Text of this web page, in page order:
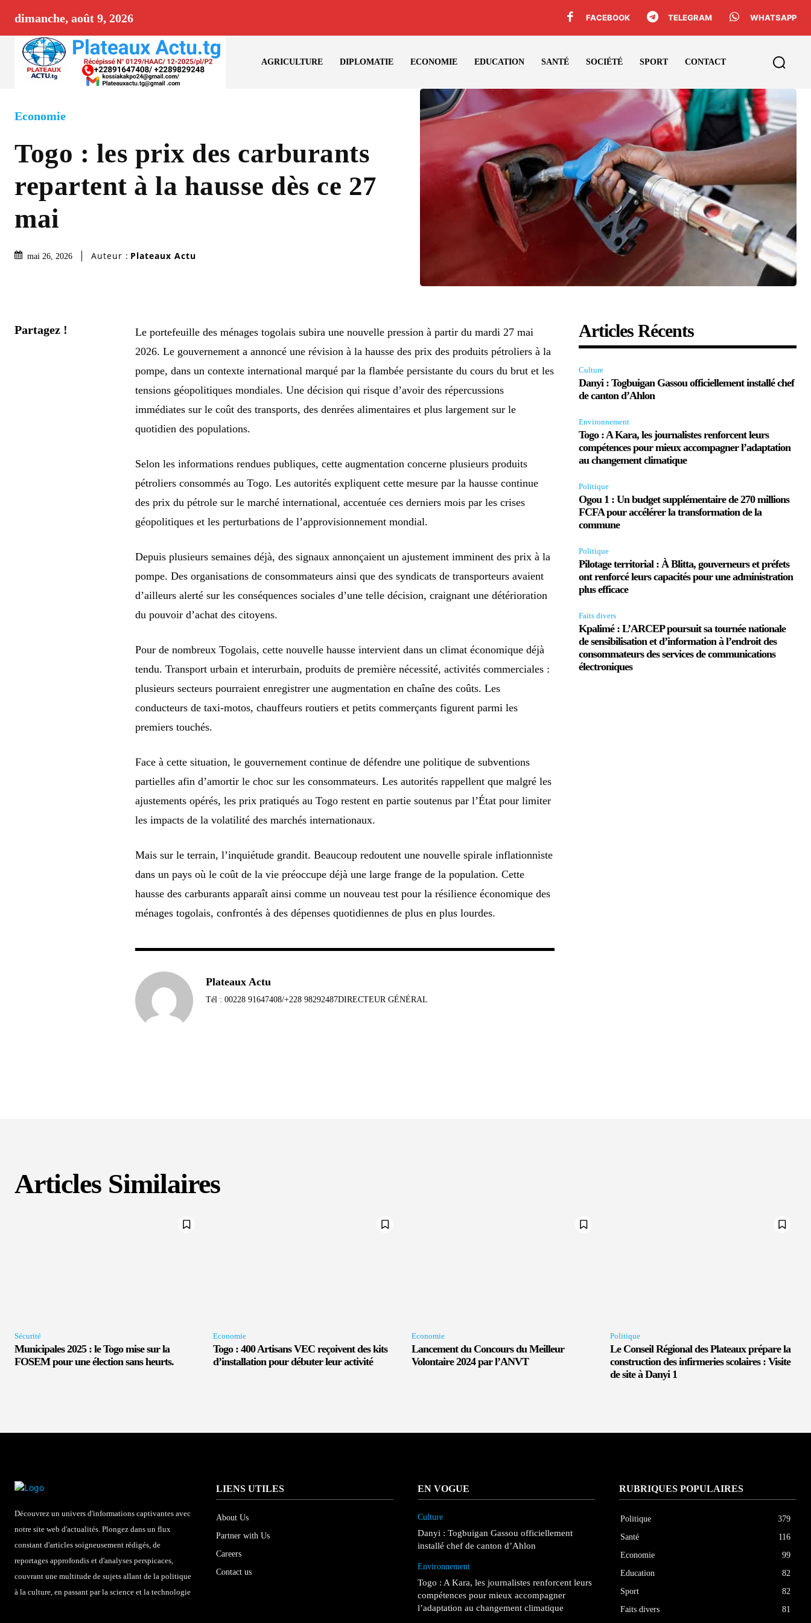
dimanche, août 9, 2026 FACEBOOK TELEGRAM WHATSAPP
AGRICULTURE DIPLOMATIE ECONOMIE EDUCATION SANTÉ SOCIÉTÉ SPORT CONTACT
Economie
Togo : les prix des carburants
repartent à la hausse dès ce 27
mai
mai 26, 2026 Auteur : Plateaux Actu
Partagez !
Le portefeuille des ménages togolais subira une nouvelle pression à partir du mardi 27 mai
2026. Le gouvernement a annoncé une révision à la hausse des prix des produits pétroliers à la
pompe, dans un contexte international marqué par la flambée persistante du cours du brut et les
tensions géopolitiques mondiales. Une décision qui risque d’avoir des répercussions
immédiates sur le coût des transports, des denrées alimentaires et plus largement sur le
quotidien des populations.
Selon les informations rendues publiques, cette augmentation concerne plusieurs produits
pétroliers consommés au Togo. Les autorités expliquent cette mesure par la hausse continue
des prix du pétrole sur le marché international, accentuée ces derniers mois par les crises
géopolitiques et les perturbations de l’approvisionnement mondial.
Depuis plusieurs semaines déjà, des signaux annonçaient un ajustement imminent des prix à la
pompe. Des organisations de consommateurs ainsi que des syndicats de transporteurs avaient
d’ailleurs alerté sur les conséquences sociales d’une telle décision, craignant une détérioration
du pouvoir d’achat des citoyens.
Pour de nombreux Togolais, cette nouvelle hausse intervient dans un climat économique déjà
tendu. Transport urbain et interurbain, produits de première nécessité, activités commerciales :
plusieurs secteurs pourraient enregistrer une augmentation en chaîne des coûts. Les
conducteurs de taxi-motos, chauffeurs routiers et petits commerçants figurent parmi les
premiers touchés.
Face à cette situation, le gouvernement continue de défendre une politique de subventions
partielles afin d’amortir le choc sur les consommateurs. Les autorités rappellent que malgré les
ajustements opérés, les prix pratiqués au Togo restent en partie soutenus par l’État pour limiter
les impacts de la volatilité des marchés internationaux.
Mais sur le terrain, l’inquiétude grandit. Beaucoup redoutent une nouvelle spirale inflationniste
dans un pays où le coût de la vie préoccupe déjà une large frange de la population. Cette
hausse des carburants apparaît ainsi comme un nouveau test pour la résilience économique des
ménages togolais, confrontés à des dépenses quotidiennes de plus en plus lourdes.
Plateaux Actu
Tél : 00228 91647408/+228 98292487DIRECTEUR GÉNÉRAL
Articles Récents
Culture
Danyi : Togbuigan Gassou officiellement installé chef
de canton d’Ahlon
Environnement
Togo : A Kara, les journalistes renforcent leurs
compétences pour mieux accompagner l’adaptation
au changement climatique
Politique
Ogou 1 : Un budget supplémentaire de 270 millions
FCFA pour accélérer la transformation de la
commune
Politique
Pilotage territorial : À Blitta, gouverneurs et préfets
ont renforcé leurs capacités pour une administration
plus efficace
Faits divers
Kpalimé : L’ARCEP poursuit sa tournée nationale
de sensibilisation et d’information à l’endroit des
consommateurs des services de communications
électroniques
Articles Similaires
Sécurité
Municipales 2025 : le Togo mise sur la
FOSEM pour une élection sans heurts.
Economie
Togo : 400 Artisans VEC reçoivent des kits
d’installation pour débuter leur activité
Economie
Lancement du Concours du Meilleur
Volontaire 2024 par l’ANVT
Politique
Le Conseil Régional des Plateaux prépare la
construction des infirmeries scolaires : Visite
de site à Danyi 1
Découvrez un univers d'informations captivantes avec
notre site web d'actualités. Plongez dans un flux
constant d'articles soigneusement rédigés, de
reportages approfondis et d'analyses perspicaces,
couvrant une multitude de sujets allant de la politique
à la culture, en passant par la science et la technologie
LIENS UTILES
About Us
Partner with Us
Careers
Contact us
EN VOGUE
Culture
Danyi : Togbuigan Gassou officiellement
installé chef de canton d’Ahlon
Environnement
Togo : A Kara, les journalistes renforcent leurs
compétences pour mieux accompagner
l’adaptation au changement climatique
RUBRIQUES POPULAIRES
Politique
379
Santé
116
Economie
99
Education
82
Sport
82
Faits divers
81